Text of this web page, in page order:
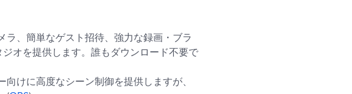
ラ、簡単なゲスト招待、強力な録画・ブラ
オを提供します。誰もダウンロード不要で
けに高度なシーン制御を提供しますが、